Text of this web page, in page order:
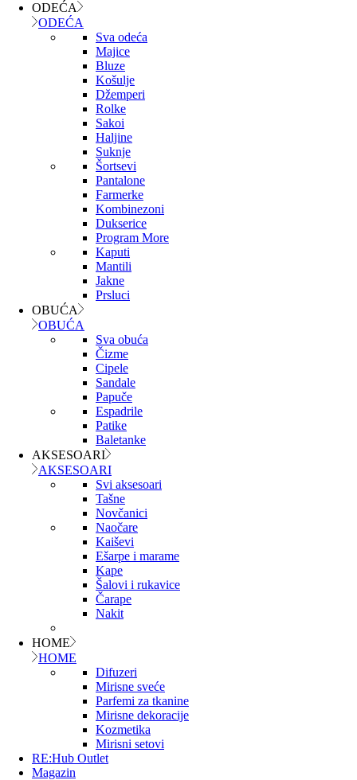
ODEĆA
ODEĆA
Sva odeća
Majice
Bluze
Košulje
Džemperi
Rolke
Sakoi
Haljine
Suknje
Šortsevi
Pantalone
Farmerke
Kombinezoni
Dukserice
Program More
Kaputi
Mantili
Jakne
Prsluci
OBUĆA
OBUĆA
Sva obuća
Čizme
Cipele
Sandale
Papuče
Espadrile
Patike
Baletanke
AKSESOARI
AKSESOARI
Svi aksesoari
Tašne
Novčanici
Naočare
Kaiševi
Ešarpe i marame
Kape
Šalovi i rukavice
Čarape
Nakit
HOME
HOME
Difuzeri
Mirisne sveće
Parfemi za tkanine
Mirisne dekoracije
Kozmetika
Mirisni setovi
RE:Hub Outlet
Magazin